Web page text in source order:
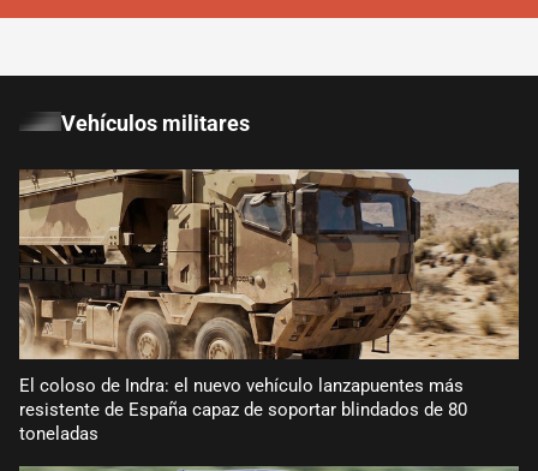
Vehículos militares
El coloso de Indra: el nuevo vehículo lanzapuentes más
resistente de España capaz de soportar blindados de 80
toneladas